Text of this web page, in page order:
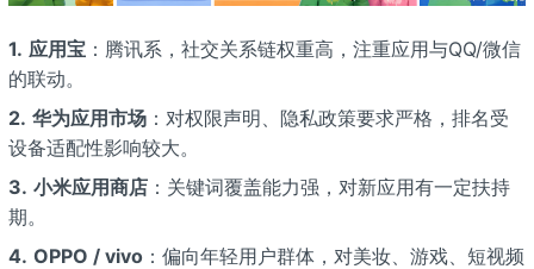
1. 应用宝：腾讯系，社交关系链权重高，注重应用与QQ/微信
的联动。
2. 华为应用市场：对权限声明、隐私政策要求严格，排名受
设备适配性影响较大。
3. 小米应用商店：关键词覆盖能力强，对新应用有一定扶持
期。
4. OPPO / vivo：偏向年轻用户群体，对美妆、游戏、短视频